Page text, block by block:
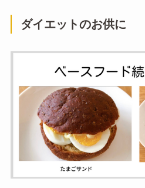
ダイエットのお供に